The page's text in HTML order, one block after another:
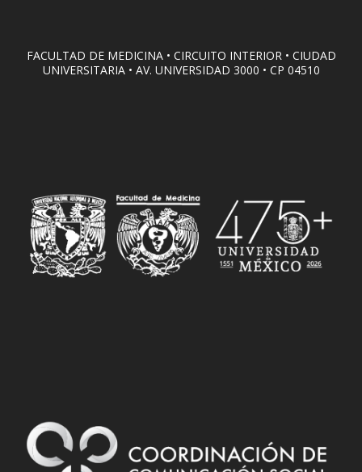
FACULTAD DE MEDICINA • CIRCUITO INTERIOR • CIUDAD
UNIVERSITARIA • AV. UNIVERSIDAD 3000 • CP 04510